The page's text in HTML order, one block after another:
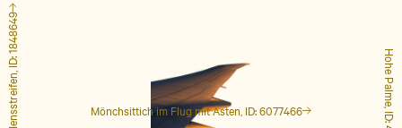
Mönchsittich im Flug mit Ästen, ID: 6077466